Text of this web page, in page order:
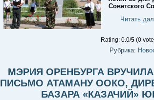
Советского
Читать
Rating: 0.0/5 (0
Рубрика:
МЭРИЯ ОРЕНБУРГА
ПИСЬМО АТАМАНУ ООКО,
БАЗАРА «КАЗАЧИЙ»